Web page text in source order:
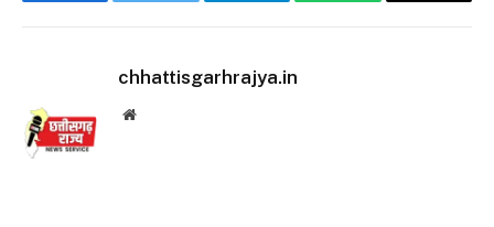
chhattisgarhrajya.in
Website